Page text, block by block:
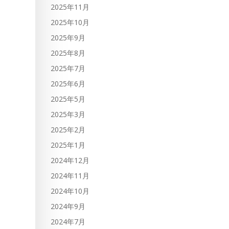
2025年11月
2025年10月
2025年9月
2025年8月
2025年7月
2025年6月
2025年5月
2025年3月
2025年2月
2025年1月
2024年12月
2024年11月
2024年10月
2024年9月
2024年7月